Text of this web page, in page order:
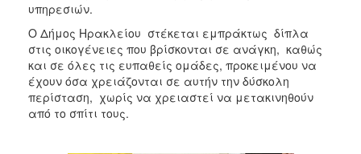
ΤΟΠΟΣ
υπηρεσιών.
Ο Δήμος Ηρακλείου στέκεται εμπράκτως δίπλα
στις οικογένειες που βρίσκονται σε ανάγκη, καθώς
και σε όλες τις ευπαθείς ομάδες, προκειμένου να
έχουν όσα χρειάζονται σε αυτήν την δύσκολη
περίσταση, χωρίς να χρειαστεί να μετακινηθούν
από το σπίτι τους.